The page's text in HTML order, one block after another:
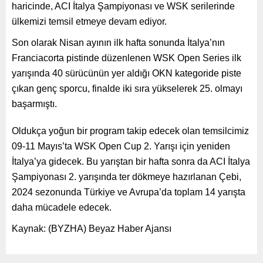
haricinde, ACI İtalya Şampiyonası ve WSK serilerinde
ülkemizi temsil etmeye devam ediyor.
Son olarak Nisan ayının ilk hafta sonunda İtalya’nın
Franciacorta pistinde düzenlenen WSK Open Series ilk
yarışında 40 sürücünün yer aldığı OKN kategoride piste
çıkan genç sporcu, finalde iki sıra yükselerek 25. olmayı
başarmıştı.
Oldukça yoğun bir program takip edecek olan temsilcimiz
09-11 Mayıs’ta WSK Open Cup 2. Yarışı için yeniden
İtalya’ya gidecek. Bu yarıştan bir hafta sonra da ACI İtalya
Şampiyonası 2. yarışında ter dökmeye hazırlanan Çebi,
2024 sezonunda Türkiye ve Avrupa’da toplam 14 yarışta
daha mücadele edecek.
Kaynak: (BYZHA) Beyaz Haber Ajansı